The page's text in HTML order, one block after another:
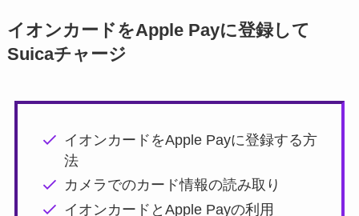
イオンカードをApple Payに登録して
Suicaチャージ
イオンカードをApple Payに登録する方
法
カメラでのカード情報の読み取り
イオンカードとApple Payの利用